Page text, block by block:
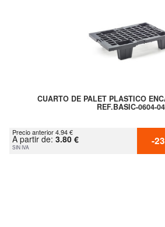
CUARTO DE PALET PLASTICO
REF.BASIC-0604-04
Precio anterior 4.94 €
A partir de: 3.80 €
SIN IVA -